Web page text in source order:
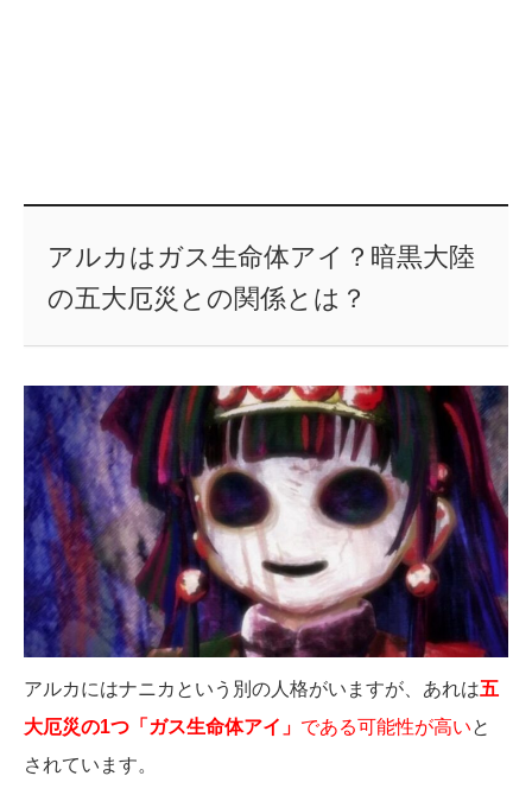
アルカはガス生命体アイ？暗黒大陸
の五大厄災との関係とは？
アルカにはナニカという別の人格がいますが、あれは五
大厄災の1つ「ガス生命体アイ」 である可能性が高いと
されています。